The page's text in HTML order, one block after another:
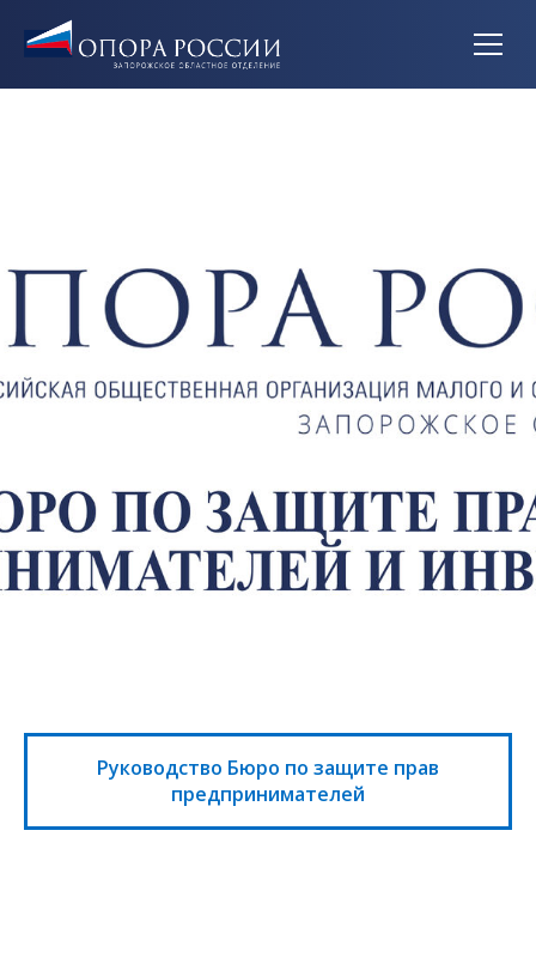
Руководство Бюро по защите прав
предпринимателей